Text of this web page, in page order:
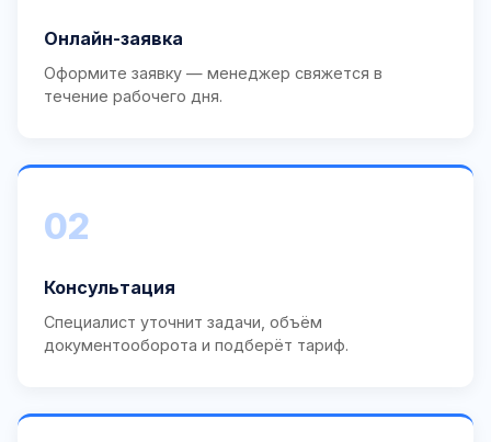
Онлайн-заявка
Оформите заявку — менеджер свяжется в
течение рабочего дня.
02
Консультация
Специалист уточнит задачи, объём
документооборота и подберёт тариф.